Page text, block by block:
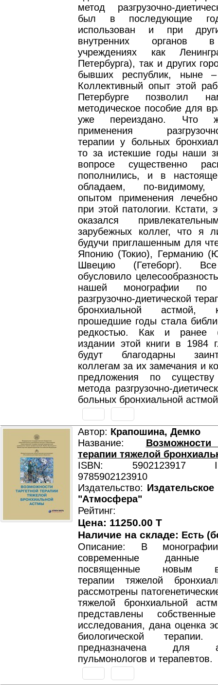
метод разгрузочно-
был в последующие
использован и при
внутренних органов
учреждениях как
Петербурга), так и других
бывших республик, ныне
Коллективный опыт этой
Петербурге позволил
методическое пособие для
уже переиздано. Что
применения разгрузочно-
терапии у больных
то за истекшие годы наши
вопросе существенно
пополнились, и в
обладаем, по-видимому,
опытом применения
при этой патологии. Кстати,
оказался
зарубежных коллег, что я
будучи приглашенным для
Японию (Токио), Германию
Швецию (Гетеборг). Все
обусловило
нашей монографии по
разгрузочно-диетической
бронхиальной астмой,
прошедшие годы стала
редкостью. Как и ранее
издании этой книги в 1984
будут благодарны
коллегам за их замечания и
предложения по
метода разгрузочно-
больных бронхиальной
Автор: Крапошина, Демко
Название:
терапии тяжелой
ISBN: 5902123917
9785902123910
Издательство:
"Атмосфера"
Рейтинг:
Цена: 11250.00 T
Наличие на складе: Есть
Описание: В
современные данные
посвященные новым
терапии тяжелой
рассмотрены
тяжелой бронхиальной
представлены
исследования, дана оценка
биологической терапии.
предназначена для
пульмонологов и терапевтов.